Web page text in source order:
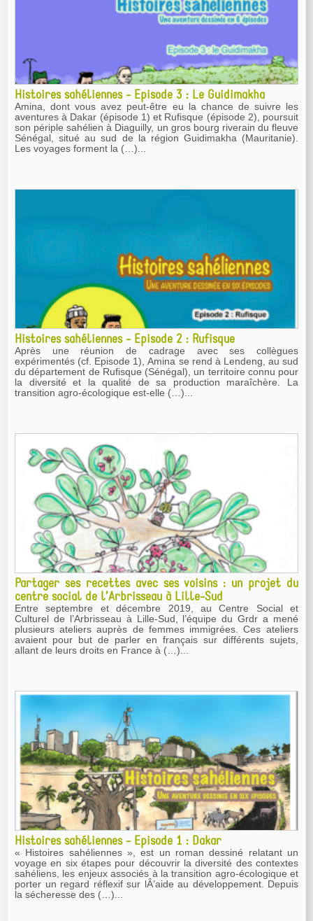
Histoires sahéliennes - Episode 3 : Le Guidimakha
Amina, dont vous avez peut-être eu la chance de suivre les
aventures à Dakar (épisode 1) et Rufisque (épisode 2), poursuit
son périple sahélien à Diaguilly, un gros bourg riverain du fleuve
Sénégal, situé au sud de la région Guidimakha (Mauritanie).
Les voyages forment la (…)...
Histoires sahéliennes - Episode 2 : Rufisque
Après une réunion de cadrage avec ses collègues
expérimentés (cf. Episode 1), Amina se rend à Lendeng, au sud
du département de Rufisque (Sénégal), un territoire connu pour
la diversité et la qualité de sa production maraîchère. La
transition agro-écologique est-elle (…)...
Partager ses recettes avec ses voisins : un projet du
centre social de l’Arbrisseau à Lille-Sud
Entre septembre et décembre 2019, au Centre Social et
Culturel de l’Arbrisseau à Lille-Sud, l’équipe du Grdr a mené
plusieurs ateliers auprès de femmes immigrées. Ces ateliers
avaient pour but de parler en français sur différents sujets,
allant de leurs droits en France à (…)...
Histoires sahéliennes - Episode 1 : Dakar
« Histoires sahéliennes », est un roman dessiné relatant un
voyage en six étapes pour découvrir la diversité des contextes
sahéliens, les enjeux associés à la transition agro-écologique et
porter un regard réflexif sur lÂ’aide au développement. Depuis
la sécheresse des (…)...